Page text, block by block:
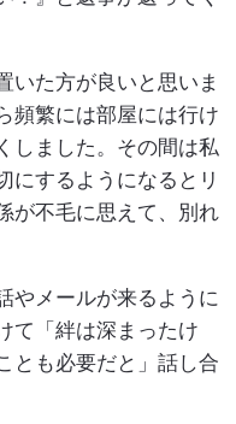
いた方が良いと思いま
頻繁には部屋には行け
しました。その間は私
にするようになるとリ
が不毛に思えて、別れ
やメールが来るように
て「絆は深まったけ
とも必要だと」話し合